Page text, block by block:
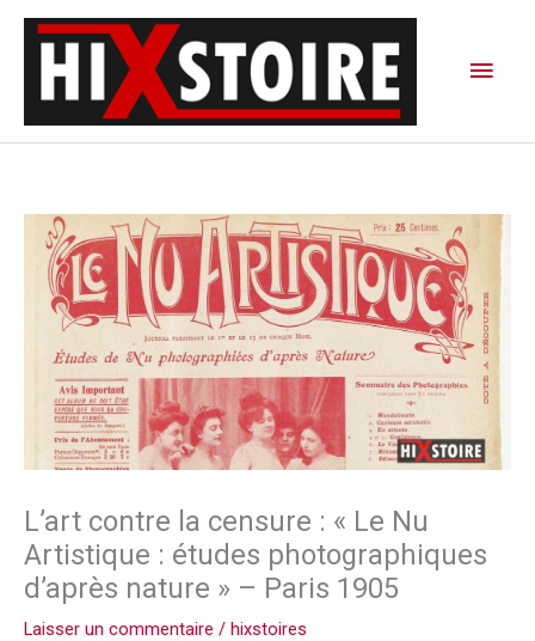
Aller
contenu
L’art contre la censure : « Le Nu
Artistique : études photographiques
d’après nature » – Paris 1905
Laisser un commentaire / hixstoires